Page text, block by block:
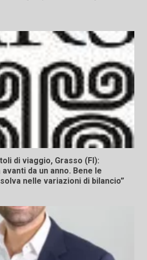
di viaggio, Grasso (FI):
da un anno. Bene le
nelle variazioni di bilancio”